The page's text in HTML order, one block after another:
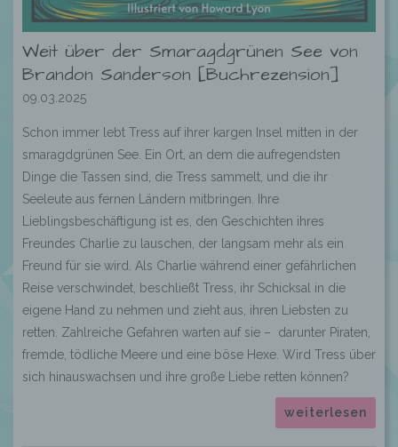
Weit über der Smaragdgrünen See von
Brandon Sanderson [Buchrezension]
09.03.2025
Schon immer lebt Tress auf ihrer kargen Insel mitten in der
smaragdgrünen See. Ein Ort, an dem die aufregendsten
Dinge die Tassen sind, die Tress sammelt, und die ihr
Seeleute aus fernen Ländern mitbringen. Ihre
Lieblingsbeschäftigung ist es, den Geschichten ihres
Freundes Charlie zu lauschen, der langsam mehr als ein
Freund für sie wird. Als Charlie während einer gefährlichen
Reise verschwindet, beschließt Tress, ihr Schicksal in die
eigene Hand zu nehmen und zieht aus, ihren Liebsten zu
retten. Zahlreiche Gefahren warten auf sie – darunter Piraten,
fremde, tödliche Meere und eine böse Hexe. Wird Tress über
sich hinauswachsen und ihre große Liebe retten können?
weiterlesen